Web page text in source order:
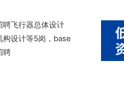
聘飞行器总体设计
构设计等5岗，base
聘